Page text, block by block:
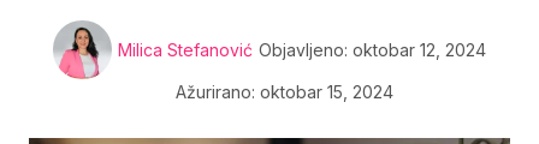
Milica Stefanović Objavljeno: oktobar 12, 2024
Ažurirano: oktobar 15, 2024